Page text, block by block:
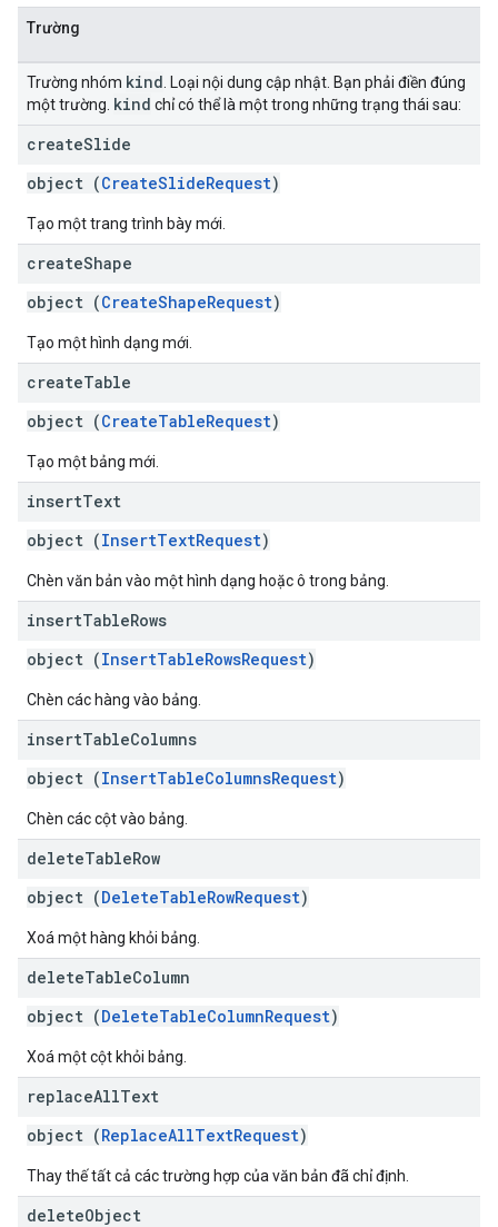
Trường
Trường nhóm kind . Loại nội dung cập nhật. Bạn phải điền đúng
một trường. kind chỉ có thể là một trong những trạng thái sau:
createSlide
object (CreateSlideRequest)
Tạo một trang trình bày mới.
createShape
object (CreateShapeRequest)
Tạo một hình dạng mới.
createTable
object (CreateTableRequest)
Tạo một bảng mới.
insertText
object (InsertTextRequest)
Chèn văn bản vào một hình dạng hoặc ô trong bảng.
insertTableRows
object (InsertTableRowsRequest)
Chèn các hàng vào bảng.
insertTableColumns
object (InsertTableColumnsRequest)
Chèn các cột vào bảng.
deleteTableRow
object (DeleteTableRowRequest)
Xoá một hàng khỏi bảng.
deleteTableColumn
object (DeleteTableColumnRequest)
Xoá một cột khỏi bảng.
replaceAllText
object (ReplaceAllTextRequest)
Thay thế tất cả các trường hợp của văn bản đã chỉ định.
deleteObject